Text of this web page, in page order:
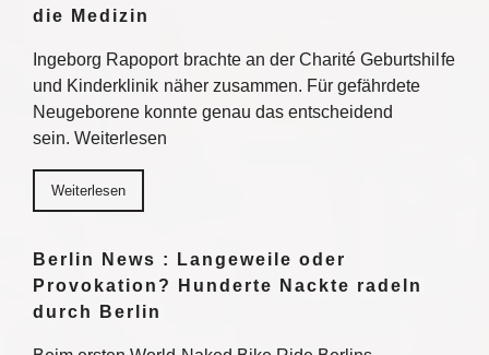
die Medizin
Ingeborg Rapoport brachte an der Charité Geburtshilfe
und Kinderklinik näher zusammen. Für gefährdete
Neugeborene konnte genau das entscheidend
sein. Weiterlesen
Weiterlesen
Berlin News : Langeweile oder
Provokation? Hunderte Nackte radeln
durch Berlin